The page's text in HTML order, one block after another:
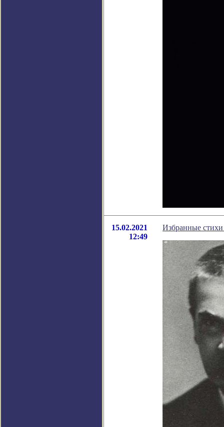
15.02.2021
12:49
Избранные стихи